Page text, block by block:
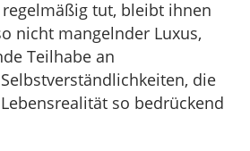
tut, bleibt ihnen
nicht mangelnder Luxus,
Teilhabe an
die
so bedrückend